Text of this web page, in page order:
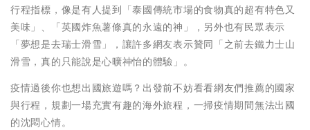
行程指標，像是有人提到「泰國傳統市場的食物真的超有特色又
美味」、「英國炸魚薯條真的永遠的神」，另外也有民眾表示
「夢想是去瑞士滑雪」，讓許多網友表示贊同「之前去鐵力士山
滑雪，真的只能說是心曠神怡的體驗」。
疫情過後你也想出國旅遊嗎？出發前不妨看看網友們推薦的國家
與行程，規劃一場充實有趣的海外旅程，一掃疫情期間無法出國
的沈悶心情。